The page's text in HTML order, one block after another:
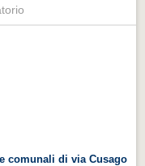
comunali di via Cusago